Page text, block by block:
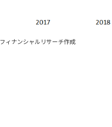
ィナンシャルリサーチ作成